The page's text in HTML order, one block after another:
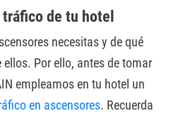
de tu hotel
necesitas y de qué
Por ello, antes de tomar
empleamos en tu hotel un
en ascensores. Recuerda